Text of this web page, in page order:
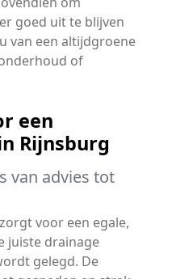
goed uit te blijven
van een altijdgroene
of
een
Rijnsburg
van advies tot
voor een egale,
juiste drainage
gelegd. De